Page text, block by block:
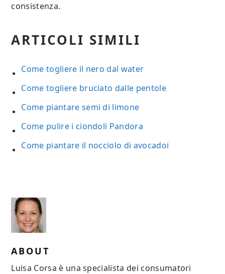
consistenza.
ARTICOLI SIMILI
Come togliere il nero dal water
Come togliere bruciato dalle pentole
Come piantare semi di limone
Come pulire i ciondoli Pandora
Come piantare il nocciolo di avocadoi
ABOUT
Luisa Corsa è una specialista dei consumatori